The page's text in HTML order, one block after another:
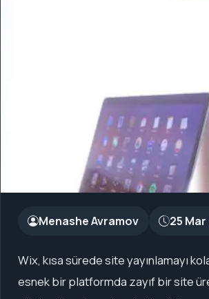
Menashe Avramov 25
Wix, kısa sürede site yayınlamayı
esnek bir platformda zayıf bir site